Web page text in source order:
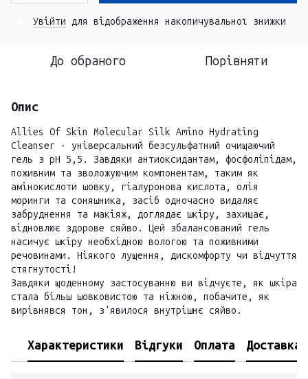
Увійти для відображення накопичувальної знижки
До обраного Порівняти
Опис
Allies Of Skin Molecular Silk Amino Hydrating
Cleanser - універсальний безсульфатний очищаючий
гель з рН 5,5. Завдяки антиоксидантам, фосфоліпідам,
поживним та зволожуючим компонентам, таким як
амінокислоти шовку, гіалуронова кислота, олія
моринги та соняшника, засіб одночасно видаляє
забруднення та макіяж, доглядає шкіру, захищає,
відновлює здорове сяйво. Цей збалансований гель
насичує шкіру необхідною вологою та поживними
речовинами. Ніякого лущення, дискомфорту чи відчуття
стягнутості!
Завдяки щоденному застосуванню ви відчуєте, як шкіра
стала більш шовковистою та ніжною, побачите, як
вирівнявся тон, з'явилося внутрішнє сяйво.
Характеристики Відгуки Оплата Доставка